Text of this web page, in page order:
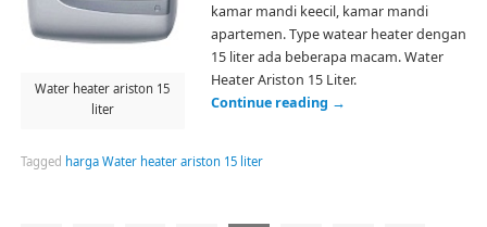
Water heater ariston 15
liter
kamar mandi keecil, kamar mandi
apartemen. Type watear heater dengan
15 liter ada beberapa macam. Water
Heater Ariston 15 Liter.
Continue reading →
Tagged harga Water heater ariston 15 liter